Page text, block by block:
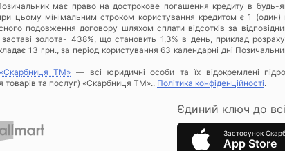
має право на дострокове погашення кредиту в
цьому мінімальним строком користування кредитом є 1
подовження договору шляхом сплати відсотків за
золота- 438%, що становить 1,3% в день, приклад
13 грн., за період користування 63 календарні дні
«Скарбниця ТМ» — всі юридичні особи та їх відокремлені
товарів та послуг) «Скарбниця ТМ».. Політика конфіденційності.
Єдиний ключ до
Застосунок
App Store